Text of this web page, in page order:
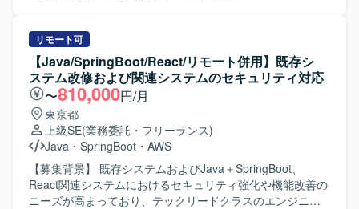
などのドキュメント作成を行っていただきます。また、テ
スト対応や問い合わせ対応、他領域担当者との調整・折衝
もお任せいたします。 【求める人物像】 関係者と円滑にコ
ミュニケーションを取りながら業務を進めていただける方
を求めております。長期的に参画し、安定して稼働いただ
ける方を歓迎いたします。 【ポジションの魅力】 大手企業
向け人事システムのCSR領域に特化して経験を積むことが
でき、リアルタイム設定やAEROなどの専門性を高めていた
だけます。他領域担当者との連携を通じて、システム全体
の理解を深められる環境です。 【開発環境】 人事システム
「COMPANY」のCSR領域を中心とした環境で、設計から
リモート可
【Java/SpringBoot/React/リモート併用】既存シ
ステム改修および関連システムのセキュリティ対応
〜810,000円/月
東京都
上級SE(業務委託・フリーランス)
Java ・ SpringBoot ・ AWS
【募集背景】 既存システムおよびJava＋SpringBoot、
React関連システムにおけるセキュリティ強化や機能改善の
ニーズが高まっており、テックリードクラスのエンジニア